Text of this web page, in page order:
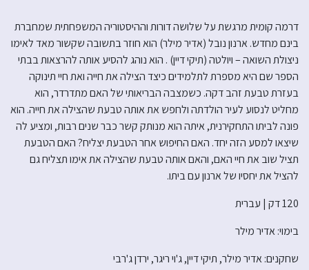
דרמה קומית מרגשת על שלושה דורות וההיסטוריה המשפחתית שמחברת
בינם מחדש. ארנון נובל (אדיר מילר) הוא חוזר בתשובה שקשור מאד לאימו
ניצולת השואה – ויולטה (תיקי דיין) . הוא נוהג להסיע אותה להרצאות בבתי
הספר שם היא מספרת לתלמידים כיצד הצילה את חייה ואת חיי תינוקה
בעזרת טבעת זהב דקה. כשמצבה הבריאותי של האם מתדרדר, הוא
מחליט לנסוע לעיר הולדתה ולחפש את אותה טבעת שהצילה את חייה. הוא
פונה לביתו התחקירנית, איתה הוא מנותק קשר כבר שנים רבות, ומציע לה
שיצאו למסע הזה יחד. האם החיפוש אחר הטבעת יצליח? האם הטבעת
תציל שוב את חיי האם, והאם אותה טבעת שהצילה את אימו תצליח גם
להציל את יחסיו של ארנון עם ביתו.
120 דק | עברית
בימוי: אדיר מילר
שחקנים: אדיר מילר, תיקי דיין, ג'וי ריגר, ירדן ג'רבי